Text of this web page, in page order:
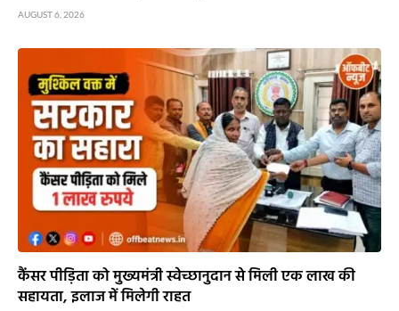
AUGUST 6, 2026
कैंसर पीड़िता को मुख्यमंत्री स्वेच्छानुदान से मिली एक लाख की
सहायता, इलाज में मिलेगी राहत